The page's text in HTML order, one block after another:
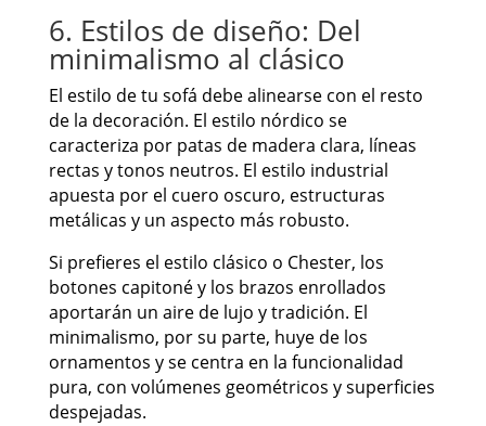
6. Estilos de diseño: Del
minimalismo al clásico
El estilo de tu sofá debe alinearse con el resto
de la decoración. El estilo nórdico se
caracteriza por patas de madera clara, líneas
rectas y tonos neutros. El estilo industrial
apuesta por el cuero oscuro, estructuras
metálicas y un aspecto más robusto.
Si prefieres el estilo clásico o Chester, los
botones capitoné y los brazos enrollados
aportarán un aire de lujo y tradición. El
minimalismo, por su parte, huye de los
ornamentos y se centra en la funcionalidad
pura, con volúmenes geométricos y superficies
despejadas.